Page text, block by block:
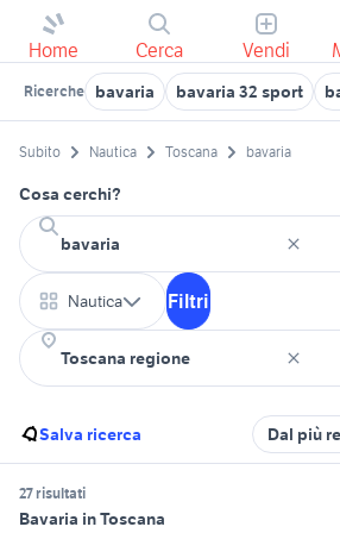
Home Cerca Vendi
Ricerche bavaria bavaria 32 sport
Subito Nautica Toscana bavaria
Cosa cerchi?
Nautica Filtri
Salva ricerca Dal più
27 risultati
Bavaria in Toscana